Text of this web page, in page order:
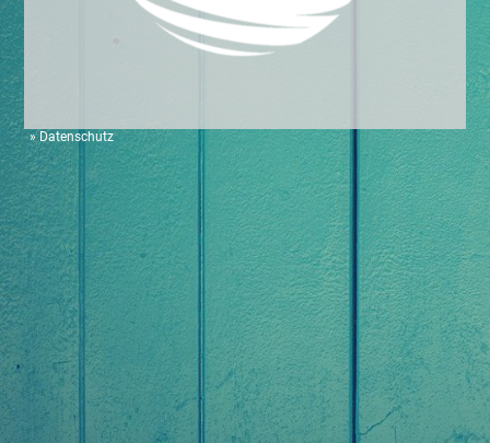
»Datenschutz